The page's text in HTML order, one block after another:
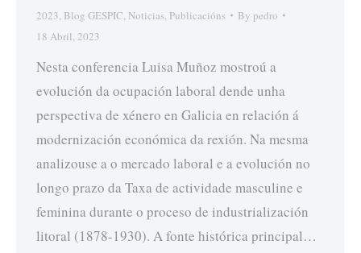
2023, Blog GESPIC, Noticias, Publicacións By pedro
18 Abril, 2023
Nesta conferencia Luisa Muñoz mostroú a
evolución da ocupación laboral dende unha
perspectiva de xénero en Galicia en relación á
modernización económica da rexión. Na mesma
analizouse a o mercado laboral e a evolución no
longo prazo da Taxa de actividade masculine e
feminina durante o proceso de industrialización
litoral (1878-1930). A fonte histórica principal…